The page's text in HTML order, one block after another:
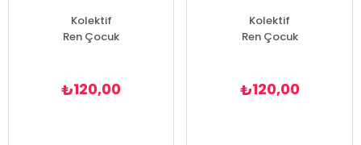
Kolektif
Ren Çocuk
₺120,00
Kolektif
Ren Çocuk
₺120,00